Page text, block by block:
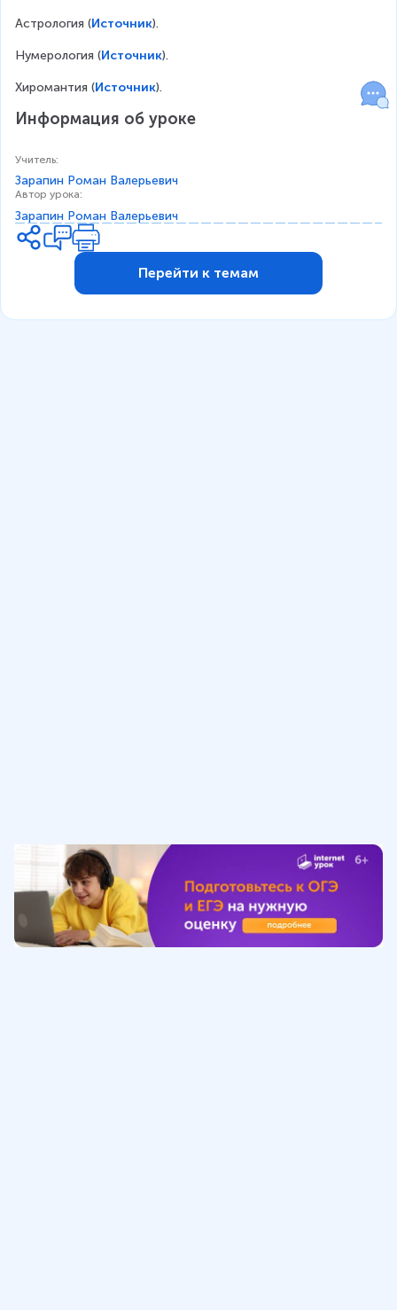
Астрология (Источник).
Нумерология (Источник).
Хиромантия (Источник).
Информация об уроке
Учитель:
Зарапин Роман Валерьевич
Автор урока:
Зарапин Роман Валерьевич
Перейти к темам